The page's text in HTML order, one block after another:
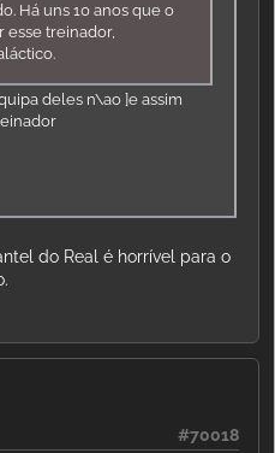
Há uns 10 anos que o
esse treinador,
deles n\ao ]e assim
do Real é horrível para o
#70018